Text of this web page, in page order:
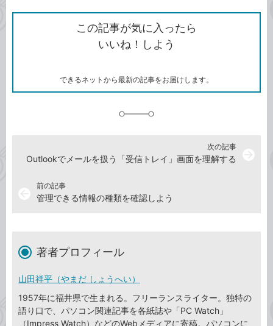
で
シ
ェ
ア
シ
ェ
ア
な
ッ
ク
ク
ク
を
コ
この記事が気に入ったら
いいね！しよう
できるネットから最新の記事をお届けします。
前の記事
管理できる情報の種類を確認しよう
次の記事
Outlookでメールを扱う「受信トレイ」画面を理解する
著者プロフィール
山田祥平（やまだ しょうへい）
1957年に福井県で生まれる。フリーランスライター。独特の
語り口で、パソコン関連記事を各紙誌や「PC Watch」
（Impress Watch）などのWebメディアに寄稿。パソコンに